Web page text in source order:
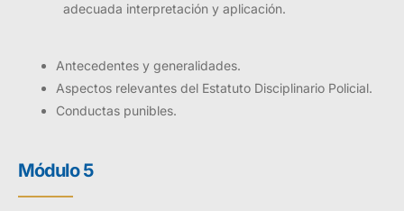
adecuada interpretación y aplicación.
Antecedentes y generalidades.
Aspectos relevantes del Estatuto Disciplinario Policial.
Conductas punibles.
Módulo 5